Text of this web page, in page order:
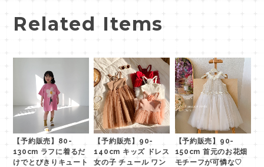
Related Items
【予約販売】80-
130cm ラフに着るだ
けでとびきりキュート
【予約販売】90-
140cm キッズ ドレス
女の子 チュール ワン
【予約販売】90-
150cm 首元のお花畑
モチーフが可憐な♡